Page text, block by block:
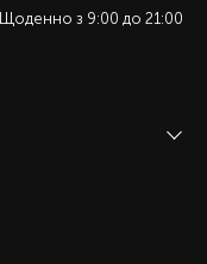
Щоденно з 9:00 до 21:00